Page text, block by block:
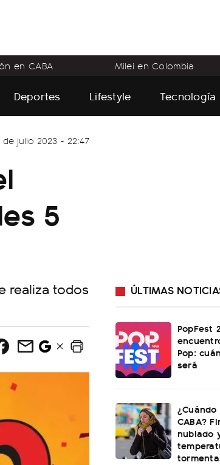
en CABA Milei en Colombia
Deportes Lifestyle Tecnología
de julio 2023 - 22:47
5
realiza todos
ÚLTIMAS
PopFest
Pop:
será
CABA?
nublado